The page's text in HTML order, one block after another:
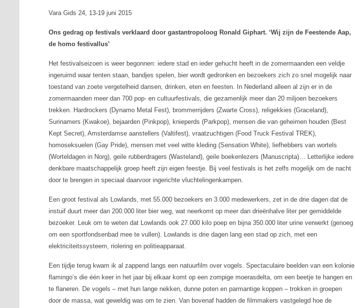
Vara Gids 24, 13-19 juni 2015
Ons gedrag op festivals verklaard door gastantropoloog Ronald Giphart. ‘Wij zijn de Feestende Aap,
de homo festivallus’
Het festivalseizoen is weer begonnen: iedere stad en ieder gehucht heeft in de zomermaanden een veldje
ingeruimd waar tenten staan, bandjes spelen, bier wordt gedronken en bezoekers zich zo snel mogelijk naar
toestand van zoete vergetelheid dansen, drinken, eten en feesten. In Nederland alleen al zijn er in de
zomermaanden meer dan 700 pop- en cultuurfestivals, die gezamenlijk meer dan 20 miljoen bezoekers
trekken. Hardrockers (Dynamo Metal Fest), brommerrijders (Zwarte Cross), religekkies (Graceland),
Surinamers (Kwakoe), bejaarden (Pinkpop), knieperds (Parkpop), mensen die van geheimen houden (Best
Kept Secret), Amsterdamse aanstellers (Valtifest), vraatzuchtigen (Food Truck Festival TREK),
homoseksuelen (Gay Pride), mensen met veel witte kleding (Sensation White), liefhebbers van wortels
(Worteldagen in Norg), geile rubberdragers (Wasteland), geile boekenlezers (Manuscripta)… Letterlijke iedere
denkbare maatschappelijk groep heeft zijn eigen feestje. Bij veel festivals is het zelfs mogelijk om de nacht
door te brengen in speciaal daarvoor ingerichte vluchtelingenkampen.
Een groot festival als Lowlands, met 55.000 bezoekers en 3.000 medewerkers, zet in de drie dagen dat de
instuif duurt meer dan 200.000 liter bier weg, wat neerkomt op meer dan drieënhalve liter per gemiddelde
bezoeker. Leuk om te weten dat Lowlands ook 27.000 kilo poep en bijna 350.000 liter urine verwerkt (genoeg
om een sportfondsenbad mee te vullen). Lowlands is drie dagen lang een stad op zich, met een
elektriciteitssysteem, riolering en politieapparaat.
Een tijdje terug kwam ik al zappend langs een natuurfilm over vogels. Spectaculaire beelden van een kolonie
flamingo’s die één keer in het jaar bij elkaar komt op een zompige moerasdelta, om een beetje te hangen en
te flaneren. De vogels – met hun lange nekken, dunne poten en parmantige koppen – trokken in groepen
door de massa, wat geweldig was om te zien. Van bovenaf hadden de filmmakers vastgelegd hoe de